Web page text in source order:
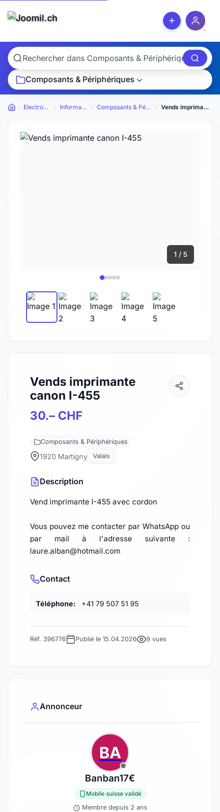
Composants & Périphériques
Petites annonces
Electronique Informatique Composants & Périphériques Vends imprimante canon I-455
1 / 5
Vends imprimante
canon I-455
30.– CHF
Composants & Périphériques
1920 Martigny Valais
Description
Vend imprimante I-455 avec cordon
Vous pouvez me contacter par WhatsApp ou
par mail à l'adresse suivante :
laure.alban@hotmail.com
Contact
Téléphone: +41 79 507 51 95
Réf. 396776 Publié le 15.04.2026 9 vues
Annonceur
BA
Banban17€
Mobile suisse validé
Membre depuis 2 ans